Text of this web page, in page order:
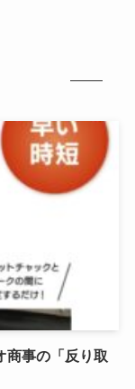
商事の「反り取